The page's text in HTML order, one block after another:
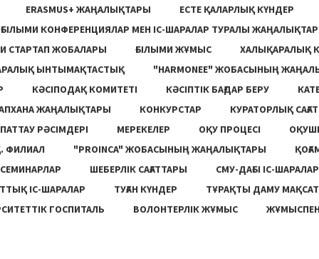
ERASMUS+ ЖАҢАЛЫҚТАРЫ
ЕСТЕ ҚАЛАРЛЫҚ КҮНДЕР
ҒЫЛЫМИ КОНФЕРЕНЦИЯЛАР МЕН ІС-ШАРАЛАР ТУРАЛЫ ЖАҢАЛЫҚТАР
СТАРТАП ЖОБАЛАРЫ
ҒЫЛЫМИ ЖҰМЫС
ХАЛЫҚАРАЛЫҚ
ЫНТЫМАҚТАСТЫҚ
"HARMONEE" ЖОБАСЫНЫҢ
КӘСІПОДАҚ КОМИТЕТІ КӘСІПТІК БАҒДАР БЕРУ
ЖАҢАЛЫҚТАРЫ
КОНКУРСТАР
КУРАТОРЛЫҚ
РӘСІМДЕРІ
МЕРЕКЕЛЕР ОҚУ ПРОЦЕСІ
ФИЛИАЛ
"PROINCA" ЖОБАСЫНЫҢ ЖАҢАЛЫҚТАРЫ
СЕМИНАРЛАР
ШЕБЕРЛІК САҒАТТАРЫ
СМУ-ДАҒЫ ІС-ШАРАЛАР
ІС-ШАРАЛАР
ТУҒАН КҮНДЕР
ТҰРАҚТЫ ДАМУ
ГОСПИТАЛЬ
ВОЛОНТЕРЛІК ЖҰМЫС